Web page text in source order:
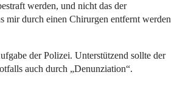
werden, und nicht das der
mir durch einen Chirurgen entfernt werden
der Polizei. Unterstützend sollte der
auch durch „Denunziation“.